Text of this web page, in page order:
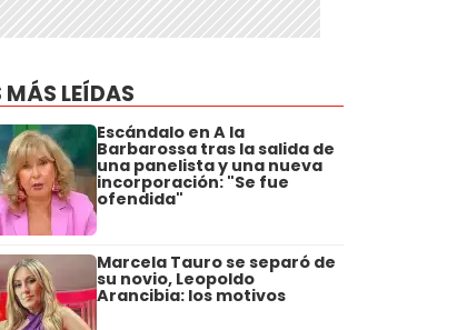
MÁS LEÍDAS
Escándalo en A la
Barbarossa tras la salida de
una panelista y una nueva
incorporación: "Se fue
ofendida"
Marcela Tauro se separó de
su novio, Leopoldo
Arancibia: los motivos